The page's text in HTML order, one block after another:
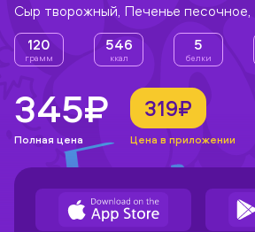
Сыр творожный, Печенье
120
грамм
546
ккал
5
белки
345₽
Полная цена
319₽
Цена в приложении